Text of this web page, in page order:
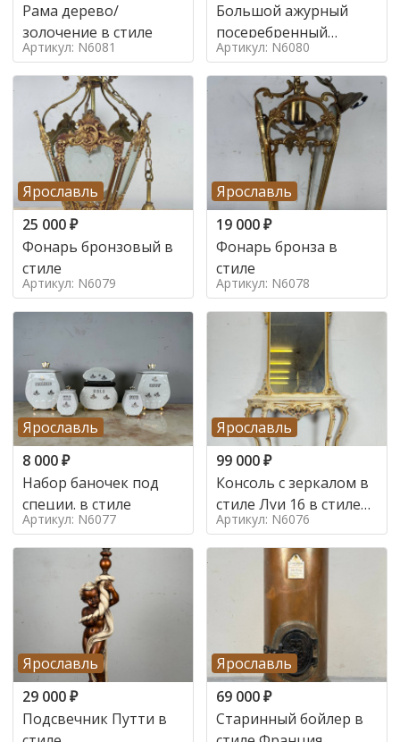
Рама дерево/
золочение в стиле
Артикул: N6081
Большой ажурный
посеребренный
поднос в стиле
Артикул: N6080
Ярославль
25 000₽
Фонарь бронзовый в
стиле
Артикул: N6079
Ярославль
19 000₽
Фонарь бронза в
стиле
Артикул: N6078
Ярославль
8 000₽
Набор баночек под
специи. в стиле
Артикул: N6077
Ярославль
99 000₽
Консоль с зеркалом в
стиле Луи 16 в стиле
Луи 16, Италия,
Артикул: N6076
Ярославль
29 000₽
Подсвечник Путти в
Ярославль
69 000₽
Старинный бойлер в